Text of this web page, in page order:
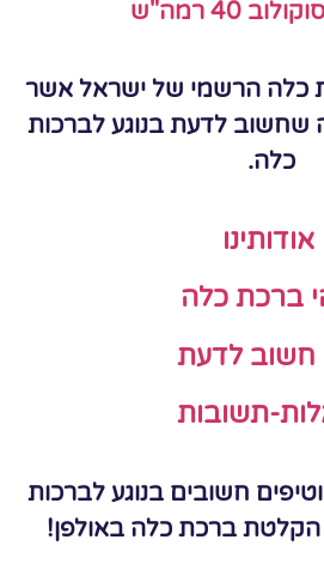
סוקולוב 40 רמה"ש
כלה הרשמי של ישראל אשר
שחשוב לדעת בנוגע לברכות
כלה.
אודותינו
ברכת כלה
חשוב לדעת
תשובות
חשובים בנוגע לברכות
הקלטת ברכת כלה באולפן!